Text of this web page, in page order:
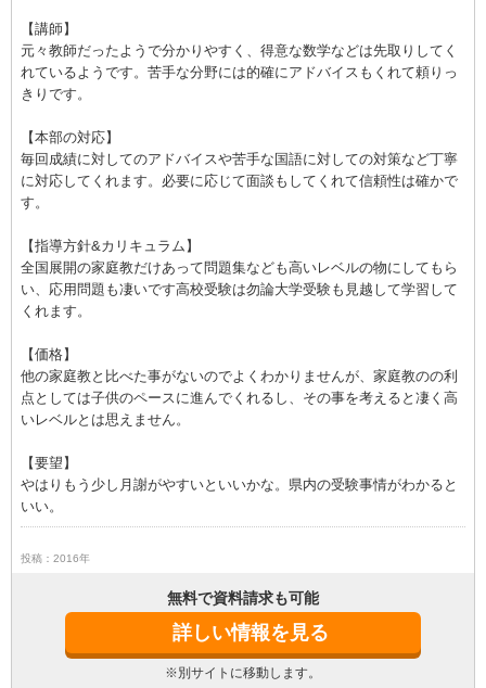
【講師】
元々教師だったようで分かりやすく、得意な数学などは先取りしてく
れているようです。苦手な分野には的確にアドバイスもくれて頼りっ
きりです。
【本部の対応】
毎回成績に対してのアドバイスや苦手な国語に対しての対策など丁寧
に対応してくれます。必要に応じて面談もしてくれて信頼性は確かで
す。
【指導方針&カリキュラム】
全国展開の家庭教だけあって問題集なども高いレベルの物にしてもら
い、応用問題も凄いです高校受験は勿論大学受験も見越して学習して
くれます。
【価格】
他の家庭教と比べた事がないのでよくわかりませんが、家庭教のの利
点としては子供のペースに進んでくれるし、その事を考えると凄く高
いレベルとは思えません。
【要望】
やはりもう少し月謝がやすいといいかな。県内の受験事情がわかると
いい。
投稿：2016年
無料で資料請求も可能
詳しい情報を見る
※別サイトに移動します。